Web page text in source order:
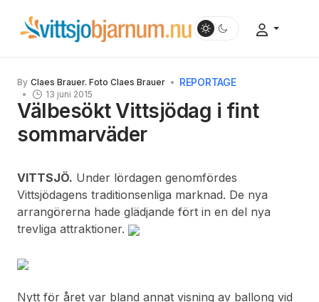
By Claes Brauer. Foto Claes Brauer REPORTAGE
13 juni 2015
Välbesökt Vittsjödag i fint
sommarväder
VITTSJÖ. Under lördagen genomfördes
Vittsjödagens traditionsenliga marknad. De nya
arrangörerna hade glädjande fört in en del nya
trevliga attraktioner.
Nytt för året var bland annat visning av ballong vid